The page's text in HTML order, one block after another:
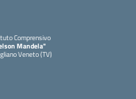
Comprensivo
Mandela"
Veneto (TV)